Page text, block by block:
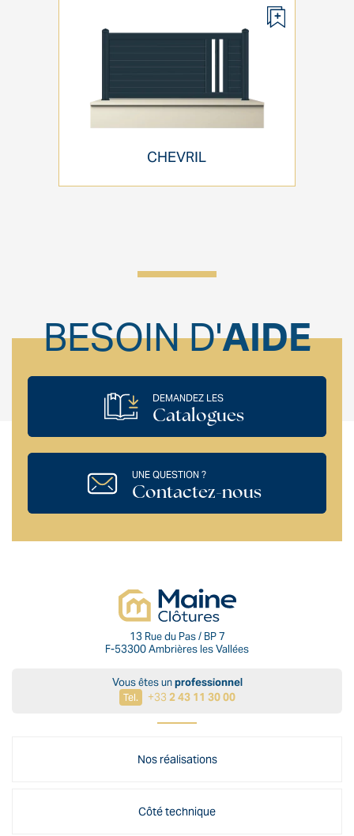
CHEVRIL
BESOIN D'AIDE
DEMANDEZ LES
Catalogues
UNE QUESTION ?
Contactez-nous
13 Rue du Pas / BP 7
F-53300 Ambrières les Vallées
Vous êtes unprofessionnel
Tel. +33 2 43 11 30 00
Nos réalisations
Côté technique